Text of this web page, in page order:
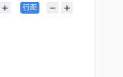
+ 行距 − +